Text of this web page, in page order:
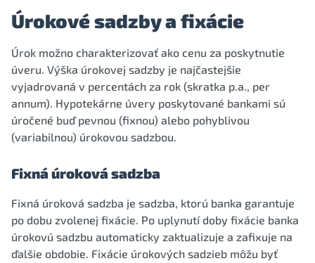
Úrokové sadzby a fixácie
Úrok možno charakterizovať ako cenu za poskytnutie
úveru. Výška úrokovej sadzby je najčastejšie
vyjadrovaná v percentách za rok (skratka p.a., per
annum). Hypotekárne úvery poskytované bankami sú
úročené buď pevnou (fixnou) alebo pohyblivou
(variabilnou) úrokovou sadzbou.
Fixná úroková sadzba
Fixná úroková sadzba je sadzba, ktorú banka garantuje
po dobu zvolenej fixácie. Po uplynutí doby fixácie banka
úrokovú sadzbu automaticky zaktualizuje a zafixuje na
ďalšie obdobie. Fixácie úrokových sadzieb môžu byť